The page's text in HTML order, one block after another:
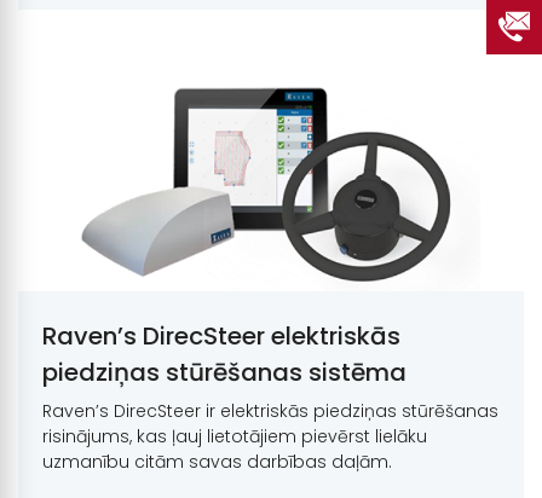
Raven’s DirecSteer elektriskās
piedziņas stūrēšanas sistēma
Raven’s DirecSteer ir elektriskās piedziņas stūrēšanas
risinājums, kas ļauj lietotājiem pievērst lielāku
uzmanību citām savas darbības daļām.